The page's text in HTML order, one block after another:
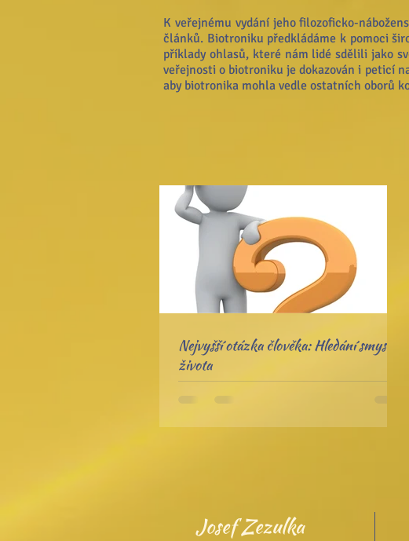
K veřejnému vydání jeho filozoficko-
článků. Biotroniku předkládáme k pomoci
příklady ohlasů, které nám lidé sdělili jako
veřejnosti o biotroniku je dokazován i peticí
aby biotronika mohla vedle ostatních oborů
Nejvyšší otázka člověka: Hledání smyslu
života
Josef Zezulka